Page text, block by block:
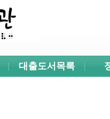
대출도서목록